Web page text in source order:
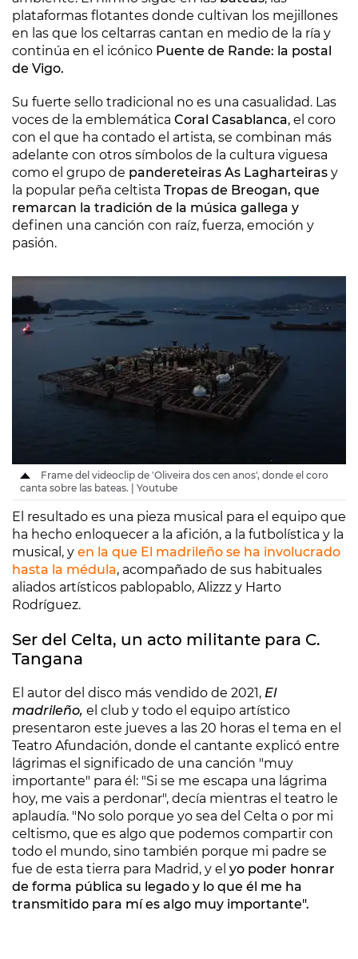
plataformas flotantes donde cultivan los mejillones
en las que los celtarras cantan en medio de la ría y
continúa en el icónico Puente de Rande: la postal
de Vigo.
Su fuerte sello tradicional no es una casualidad. Las
voces de la emblemática Coral Casablanca, el coro
con el que ha contado el artista, se combinan más
adelante con otros símbolos de la cultura viguesa
como el grupo de pandereteiras As Lagharteiras y
la popular peña celtista Tropas de Breogan, que
remarcan la tradición de la música gallega y
definen una canción con raíz, fuerza, emoción y
pasión.
Frame del videoclip de 'Oliveira dos cen anos', donde el coro
canta sobre las bateas. | Youtube
El resultado es una pieza musical para el equipo que
ha hecho enloquecer a la afición, a la futbolística y la
musical, y en la que El madrileño se ha involucrado
hasta la médula, acompañado de sus habituales
aliados artísticos pablopablo, Alizzz y Harto
Rodríguez.
Ser del Celta, un acto militante para C.
Tangana
El autor del disco más vendido de 2021, El
madrileño, el club y todo el equipo artístico
presentaron este jueves a las 20 horas el tema en el
Teatro Afundación, donde el cantante explicó entre
lágrimas el significado de una canción "muy
importante" para él: "Si se me escapa una lágrima
hoy, me vais a perdonar", decía mientras el teatro le
aplaudía. "No solo porque yo sea del Celta o por mi
celtismo, que es algo que podemos compartir con
todo el mundo, sino también porque mi padre se
fue de esta tierra para Madrid, y el yo poder honrar
de forma pública su legado y lo que él me ha
transmitido para mí es algo muy importante".